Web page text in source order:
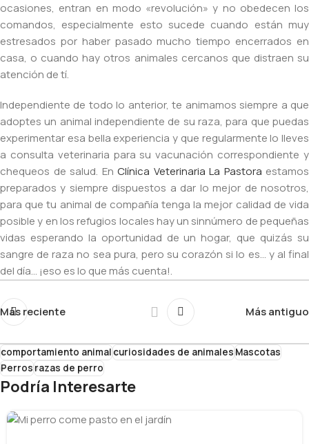
ocasiones, entran en modo «revolución» y no obedecen los
comandos, especialmente esto sucede cuando están muy
estresados por haber pasado mucho tiempo encerrados en
casa, o cuando hay otros animales cercanos que distraen su
atención de tí.
Independiente de todo lo anterior, te animamos siempre a que
adoptes un animal independiente de su raza, para que puedas
experimentar esa bella experiencia y que regularmente lo lleves
a consulta veterinaria para su vacunación correspondiente y
chequeos de salud. En Clínica Veterinaria La Pastora estamos
preparados y siempre dispuestos a dar lo mejor de nosotros,
para que tu animal de compañía tenga la mejor calidad de vida
posible y en los refugios locales hay un sinnúmero de pequeñas
vidas esperando la oportunidad de un hogar, que quizás su
sangre de raza no sea pura, pero su corazón si lo es… y al final
del día… ¡eso es lo que más cuenta!.
Más reciente Más antiguo
comportamiento animalcuriosidades de animalesMascotas
Perrosrazas de perro
Podría Interesarte